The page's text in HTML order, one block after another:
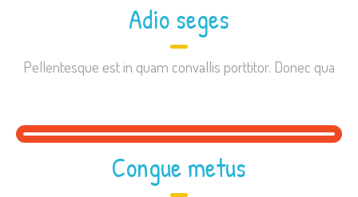
Adio seges
Pellentesque est in quam convallis porttitor. Donec qua
Congue metus